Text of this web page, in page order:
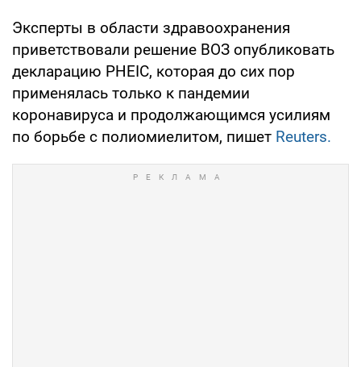
Эксперты в области здравоохранения
приветствовали решение ВОЗ опубликовать
декларацию PHEIC, которая до сих пор
применялась только к пандемии
коронавируса и продолжающимся усилиям
по борьбе с полиомиелитом, пишет Reuters.